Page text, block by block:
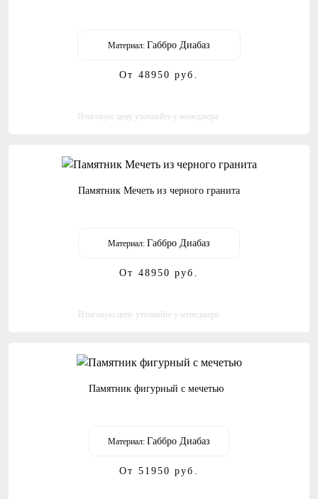
Материал: Габбро Диабаз
От 48950 руб.
Итоговую цену уточняйте у менеджера
Памятник Мечеть из черного гранита
Материал: Габбро Диабаз
От 48950 руб.
Итоговую цену уточняйте у менеджера
Памятник фигурный с мечетью
Материал: Габбро Диабаз
От 51950 руб.